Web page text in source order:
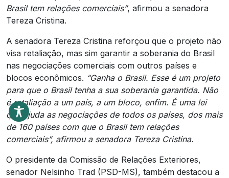
Brasil tem relações comerciais”, afirmou a senadora
Tereza Cristina.
A senadora Tereza Cristina reforçou que o projeto não
visa retaliação, mas sim garantir a soberania do Brasil
nas negociações comerciais com outros países e
blocos econômicos. “Ganha o Brasil. Esse é um projeto
para que o Brasil tenha a sua soberania garantida. Não
é retaliação a um país, a um bloco, enfim. É uma lei
que ajuda as negociações de todos os países, dos mais
de 160 países com que o Brasil tem relações
comerciais”, afirmou a senadora Tereza Cristina.
O presidente da Comissão de Relações Exteriores,
senador Nelsinho Trad (PSD-MS), também destacou a